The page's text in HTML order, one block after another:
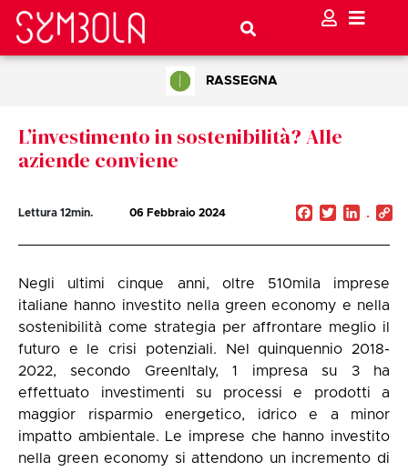
RASSEGNA
L’investimento in sostenibilità? Alle
aziende conviene
Lettura 12min. 06 Febbraio 2024 Facebook
Twitter
Negli ultimi cinque anni, oltre 510mila imprese
italiane hanno investito nella green economy e nella
sostenibilità come strategia per affrontare meglio il
futuro e le crisi potenziali. Nel quinquennio 2018-
2022, secondo GreenItaly, 1 impresa su 3 ha
effettuato investimenti su processi e prodotti a
maggior risparmio energetico, idrico e a minor
impatto ambientale. Le imprese che hanno investito
nella green economy si attendono un incremento di